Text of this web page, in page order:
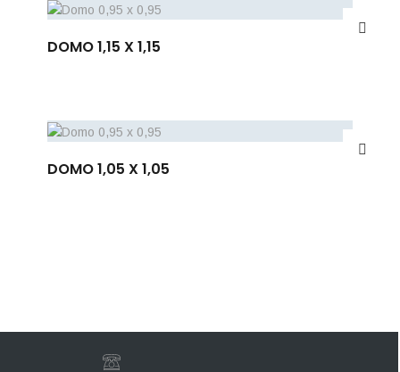
DOMO 1,15 X 1,15
DOMO 1,05 X 1,05